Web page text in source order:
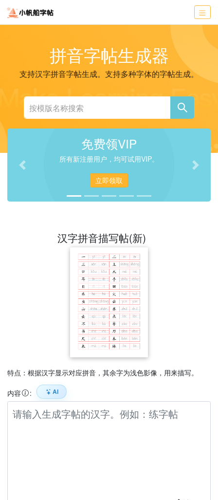
拼音字帖生成器
支持汉字拼音字帖生成。支持多种字体的字帖生成。
免费领VIP
所有新注册用户，均可试用VIP。
立即领取
Previous Next
汉字拼音描写帖(新)
特点：根据汉字显示对应拼音，其余字为浅色影像，用来描写。
内容 : AI